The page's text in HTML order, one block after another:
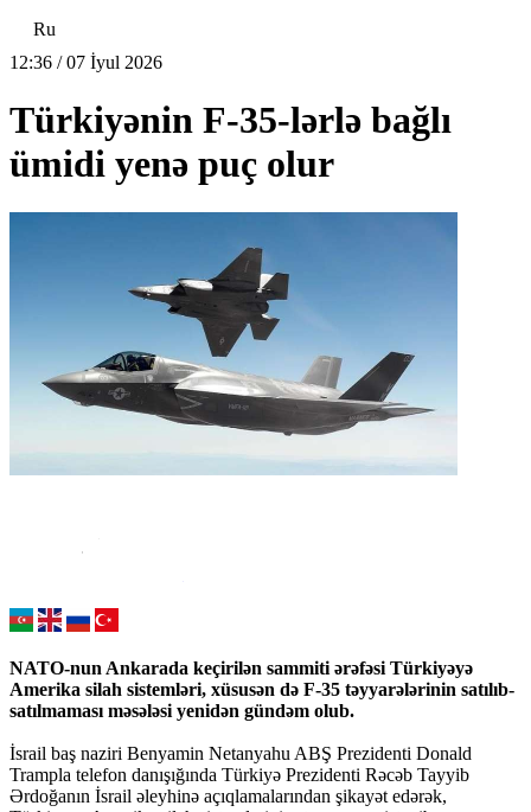
Ru
12:36 / 07 İyul 2026
Türkiyənin F-35-lərlə bağlı
ümidi yenə puç olur
NATO-nun Ankarada keçirilən sammiti ərəfəsi Türkiyəyə
Amerika silah sistemləri, xüsusən də F-35 təyyarələrinin satılıb-
satılmaması məsələsi yenidən gündəm olub.
İsrail baş naziri Benyamin Netanyahu ABŞ Prezidenti Donald
Trampla telefon danışığında Türkiyə Prezidenti Rəcəb Tayyib
Ərdoğanın İsrail əleyhinə açıqlamalarından şikayət edərək,